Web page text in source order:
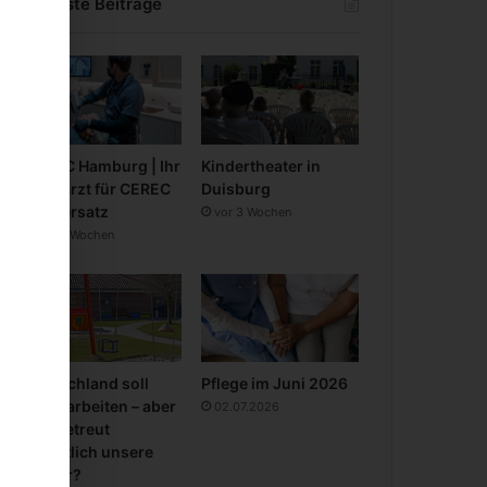
CEREC Hamburg | Ihr
Zahnarzt für CEREC
Zahnersatz
vor 3 Wochen
Kindertheater in
Duisburg
vor 3 Wochen
Deutschland soll
mehr arbeiten – aber
wer betreut
eigentlich unsere
Kinder?
Pflege im Juni 2026
02.07.2026